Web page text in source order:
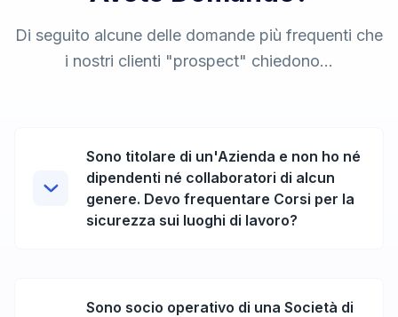
Di seguito alcune delle domande più frequenti che
i nostri clienti "prospect" chiedono...
Sono titolare di un'Azienda e non ho né
dipendenti né collaboratori di alcun
genere. Devo frequentare Corsi per la
sicurezza sui luoghi di lavoro?
Sono socio operativo di una Società di